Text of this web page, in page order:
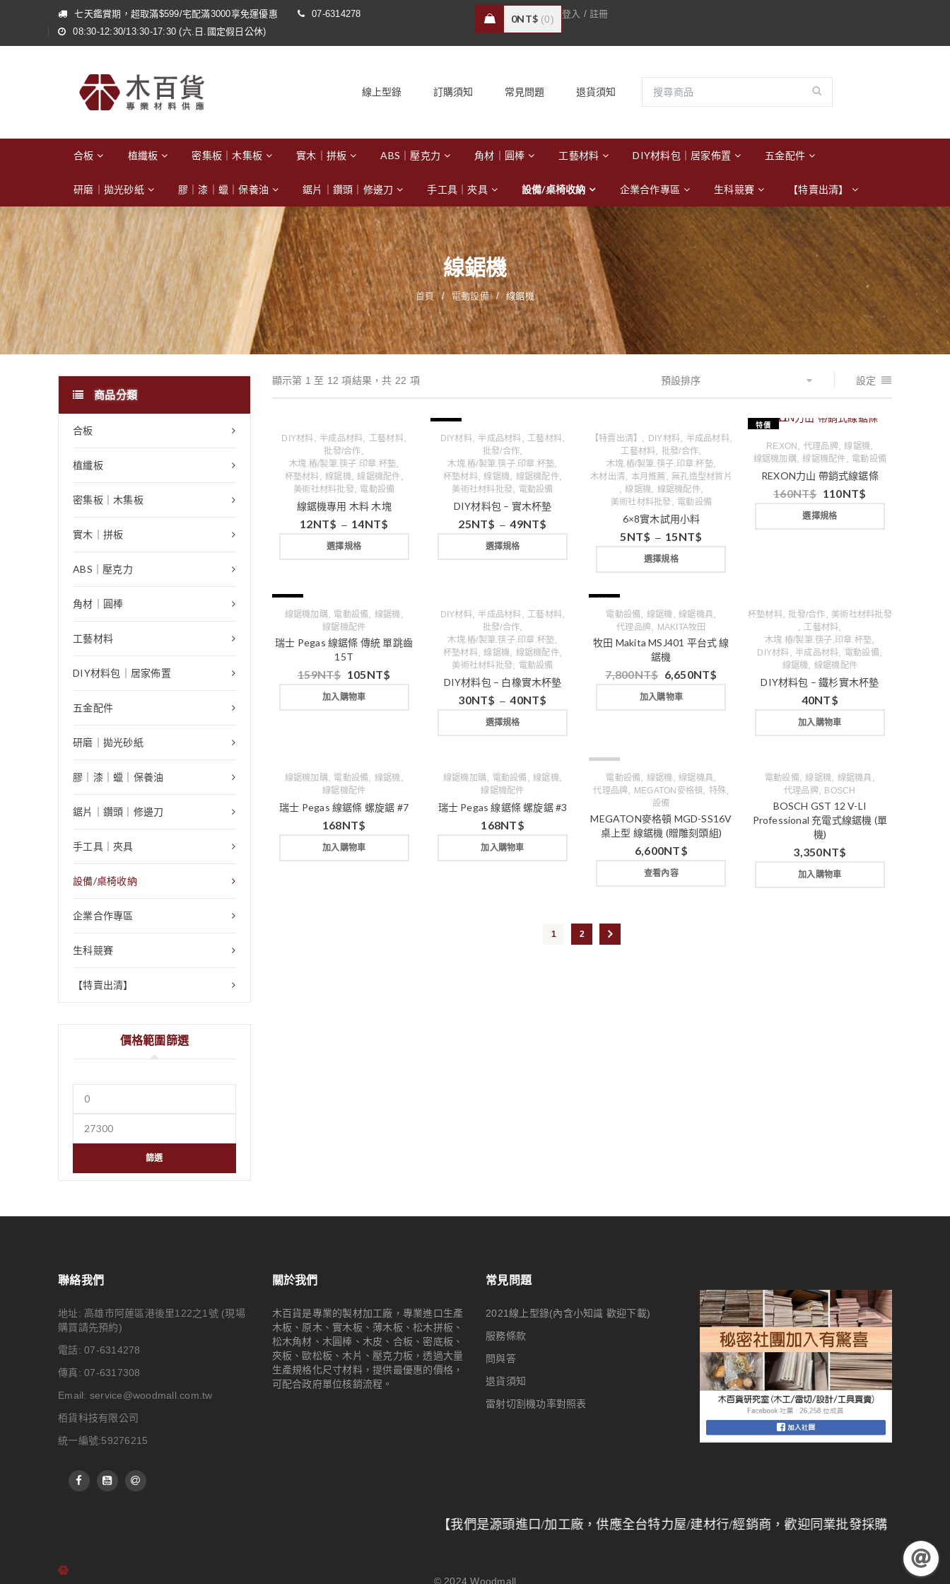
七天鑑賞期，超取滿$599/宅配滿3000享免運優惠
07-6314278
08:30-12:30/13:30-17:30 (六.日.國定假日公休)
0NT$ 0 登入 / 註冊
線上型錄 訂購須知 常見問題 退貨須知
合板 植纖板 密集板｜木集板 實木｜拼板 ABS｜壓克力 角材｜圓棒 工藝材料 DIY材料包｜居家佈置 五金配件
研磨｜拋光砂紙 膠｜漆｜蠟｜保養油 鋸片｜鑽頭｜修邊刀 手工具｜夾具 設備/桌椅收納 企業合作專區 生科競賽 【特賣出清】
線鋸機
首頁 / 電動設備 / 線鋸機
商品分類
合板
植纖板
密集板｜木集板
實木｜拼板
ABS｜壓克力
角材｜圓棒
工藝材料
DIY材料包｜居家佈置
五金配件
研磨｜拋光砂紙
膠｜漆｜蠟｜保養油
鋸片｜鑽頭｜修邊刀
手工具｜夾具
設備/桌椅收納
企業合作專區
生科競賽
【特賣出清】
價格範圍篩選
篩選
顯示第 1 至 12 項結果，共 22 項 設定
預設排序
DIY材料 半成品材料 工藝材料,
批發/合作
木塊.樁/製筆.筷子.印章.杯墊
杯墊材料 ,線鋸機 ,線鋸機配件
美術社材料批發, 電動設備
線鋸機專用 木料 木塊
12NT$ – 14NT$
選擇規格
DIY材料, 半成品材料 工藝材料
批發/合作
木塊.樁/製筆.筷子.印章.杯墊
杯墊材料,線鋸機 線鋸機配件,
美術社材料批發 電動設備
DIY材料包 – 實木杯墊
25NT$ – 49NT$
選擇規格
【特賣出清】 DIY材料 半成品材料,
工藝材料 批發/合作
木塊.樁/製筆.筷子.印章.杯墊,
木材出清 本月推薦 無孔造型材質片
,線鋸機 線鋸機配件,
美術社材料批發 電動設備
6×8實木試用小料
5NT$ – 15NT$
選擇規格
特價
REXON 代理品牌,線鋸機
線鋸機加購,線鋸機配件 電動設備
REXON力山 帶銷式線鋸條
160NT$ 110NT$
選擇規格
線鋸機加購, 電動設備 線鋸機
線鋸機配件
瑞士 Pegas 線鋸條 傳統 單跳齒
15T
159NT$ 105NT$
加入購物車
DIY材料, 半成品材料 工藝材料
批發/合作
木塊.樁/製筆.筷子.印章.杯墊
杯墊材料,線鋸機 線鋸機配件,
美術社材料批發 電動設備
DIY材料包 – 白橡實木杯墊
30NT$ – 40NT$
選擇規格
電動設備 線鋸機 ,線鋸機具
代理品牌 MAKITA牧田
牧田 Makita MSJ401 平台式 線
鋸機
7,800NT$ 6,650NT$
加入購物車
杯墊材料,批發/合作 美術社材料批發
工藝材料
木塊.樁/製筆.筷子.印章.杯墊
DIY材料 半成品材料 電動設備,
線鋸機 線鋸機配件
DIY材料包 – 鐵杉實木杯墊
40NT$
加入購物車
線鋸機加購, 電動設備 線鋸機
線鋸機配件
瑞士 Pegas 線鋸條 螺旋鋸 #7
168NT$
加入購物車
線鋸機加購 電動設備 ,線鋸機
線鋸機配件
瑞士 Pegas 線鋸條 螺旋鋸 #3
168NT$
加入購物車
電動設備 線鋸機 ,線鋸機具
代理品牌 MEGATON麥格頓 特殊
設備
MEGATON麥格頓 MGD-SS16V
桌上型 線鋸機 (贈雕刻頭組)
6,600NT$
查看內容
電動設備,線鋸機 線鋸機具
代理品牌, BOSCH
BOSCH GST 12 V-LI
Professional 充電式線鋸機 (單
機)
3,350NT$
加入購物車
1 2
聯絡我們
地址: 高雄市阿蓮區港後里122之1號 (現場
購買請先預約)
電話: 07-6314278
傳真: 07-6317308
Email: service@woodmall.com.tw
栢貨科技有限公司
統一編號:59276215
關於我們
木百貨是專業的製材加工廠，專業進口生產
木板、原木、實木板、薄木板、松木拼板、
松木角材、木圓棒、木皮、合板、密底板、
夾板、歐松板、木片、壓克力板，透過大量
生產規格化尺寸材料，提供最優惠的價格，
可配合政府單位核銷流程。
常見問題
2021線上型錄(內含小知識 歡迎下載)
服務條款
問與答
退貨須知
雷射切割機功率對照表
【我們是源頭進口/加工廠，供應全台特力屋/建材行/經銷商，歡迎同業批發採購，量大另有折扣
© 2024Woodmall